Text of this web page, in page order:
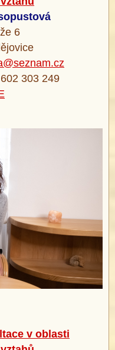
6
303 249
v oblasti